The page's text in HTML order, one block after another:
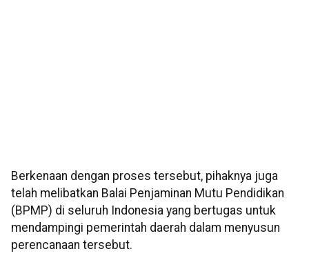
Berkenaan dengan proses tersebut, pihaknya juga
telah melibatkan Balai Penjaminan Mutu Pendidikan
(BPMP) di seluruh Indonesia yang bertugas untuk
mendampingi pemerintah daerah dalam menyusun
perencanaan tersebut.